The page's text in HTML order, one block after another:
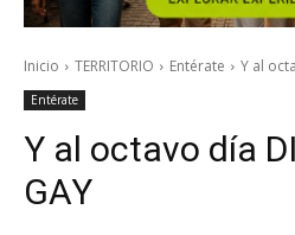
Inicio TERRITORIO Entérate Y al
Entérate
Y al octavo día
GAY